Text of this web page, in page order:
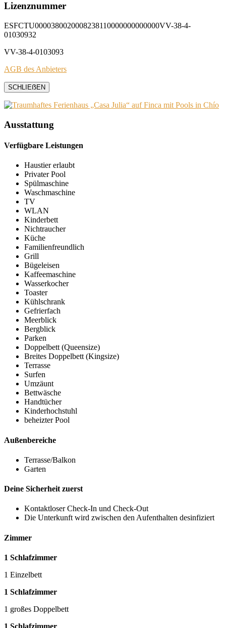
Lizenznummer
ESFCTU0000380020008238110000000000000VV-38-4-
01030932
VV-38-4-0103093
AGB des Anbieters
SCHLIEẞEN
Ausstattung
Verfügbare Leistungen
Haustier erlaubt
Privater Pool
Spülmaschine
Waschmaschine
TV
WLAN
Kinderbett
Nichtraucher
Küche
Familienfreundlich
Grill
Bügeleisen
Kaffeemaschine
Wasserkocher
Toaster
Kühlschrank
Gefrierfach
Meerblick
Bergblick
Parken
Doppelbett (Queensize)
Breites Doppelbett (Kingsize)
Terrasse
Surfen
Umzäunt
Bettwäsche
Handtücher
Kinderhochstuhl
beheizter Pool
Außenbereiche
Terrasse/Balkon
Garten
Deine Sicherheit zuerst
Kontaktloser Check-In und Check-Out
Die Unterkunft wird zwischen den Aufenthalten desinfiziert
Zimmer
1 Schlafzimmer
1 Einzelbett
1 Schlafzimmer
1 großes Doppelbett
1 Schlafzimmer